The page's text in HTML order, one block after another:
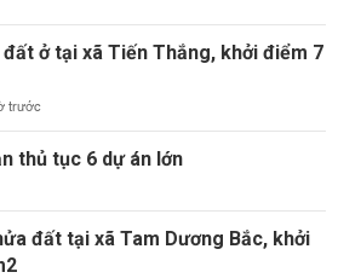
ở tại xã Tiến Thắng, khởi điểm 7
trước
thủ tục 6 dự án lớn
đất tại xã Tam Dương Bắc, khởi